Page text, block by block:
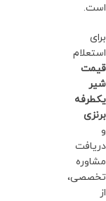
است.
برای
استعلام
قیمت
شیر
یکطرفه
برنزی
و
دریافت
مشاوره
تخصصی،
از